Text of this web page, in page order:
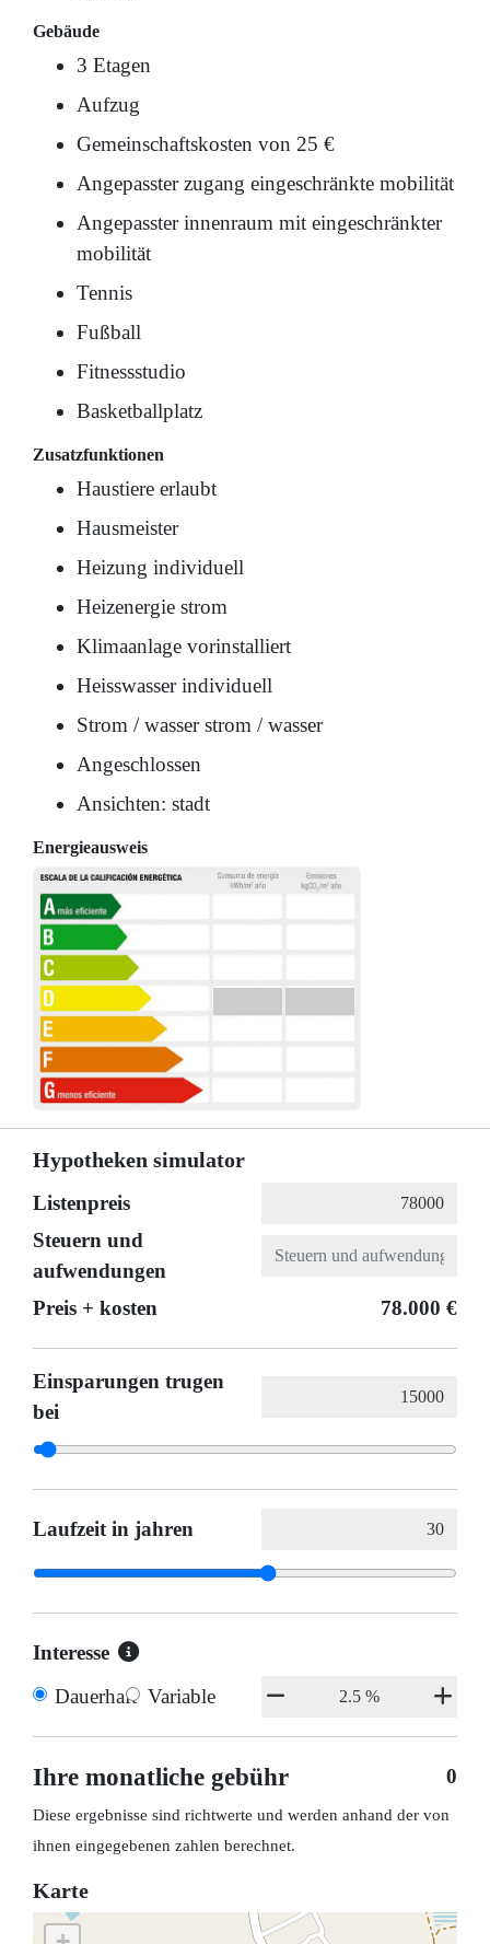
Gebäude
3 Etagen
Aufzug
Gemeinschaftskosten von 25 €
Angepasster zugang eingeschränkte mobilität
Angepasster innenraum mit eingeschränkter
mobilität
Tennis
Fußball
Fitnessstudio
Basketballplatz
Zusatzfunktionen
Haustiere erlaubt
Hausmeister
Heizung individuell
Heizenergie strom
Klimaanlage vorinstalliert
Heisswasser individuell
Strom / wasser strom / wasser
Angeschlossen
Ansichten: stadt
Energieausweis
Hypotheken simulator
Listenpreis
Steuern und
aufwendungen
Preis + kosten
78.000 €
Einsparungen trugen
bei
Laufzeit in jahren
Interesse
Dauerhaft Variable
Ihre monatliche gebühr 0
Diese ergebnisse sind richtwerte und werden anhand der von
ihnen eingegebenen zahlen berechnet.
Karte